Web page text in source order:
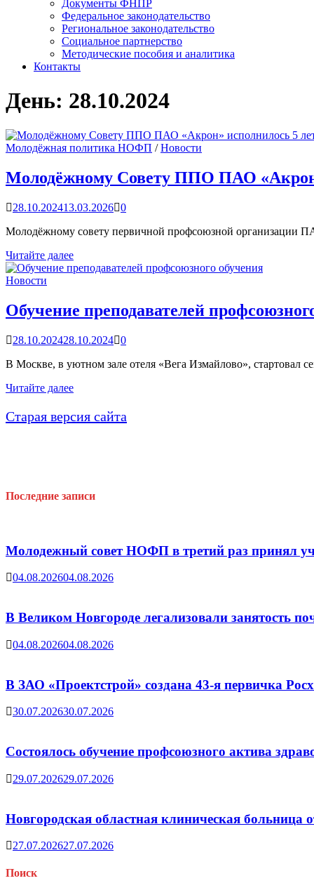
Документы ФНПР
Федеральное законодательство
Региональное законодательство
Социальное партнерство
Методические пособия и аналитика
Контакты
День: 28.10.2024
Молодёжная политика НОФП /Новости
Молодёжному Совету ППО ПАО
28.10.202413.03.2026 0
Молодёжному совету первичной профсоюзной организации
Молодёжному
Совету
ППО
«Акрон»
исполнилось
лет
Читайте далее
Новости
Обучение преподавателей
28.10.202428.10.2024 0
В Москве, в уютном зале отеля «Вега Измайлово», стартовал
Обучение
профсоюзного
обучения
Читайте далее
Старая версия сайта
Последние записи
Молодежный совет НОФП в третий раз принял
04.08.202604.08.2026
В Великом Новгороде легализовали занятость
04.08.202604.08.2026
В ЗАО «Проектстрой» создана 43-я первичка
30.07.202630.07.2026
Состоялось обучение профсоюзного актива
29.07.202629.07.2026
Новгородская областная клиническая больница
27.07.202627.07.2026
Поиск